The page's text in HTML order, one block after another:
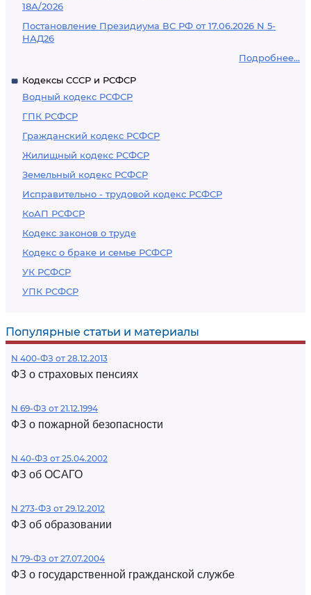
18А/2026
Постановление Президиума ВС РФ от 17.06.2026 N 5-
НАД26
Подробнее...
Кодексы СССР и РСФСР
Водный кодекс РСФСР
ГПК РСФСР
Гражданский кодекс РСФСР
Жилищный кодекс РСФСР
Земельный кодекс РСФСР
Исправительно - трудовой кодекс РСФСР
КоАП РСФСР
Кодекс законов о труде
Кодекс о браке и семье РСФСР
УК РСФСР
УПК РСФСР
Популярные статьи и материалы
N 400-ФЗ от 28.12.2013
ФЗ о страховых пенсиях
N 69-ФЗ от 21.12.1994
ФЗ о пожарной безопасности
N 40-ФЗ от 25.04.2002
ФЗ об ОСАГО
N 273-ФЗ от 29.12.2012
ФЗ об образовании
N 79-ФЗ от 27.07.2004
ФЗ о государственной гражданской службе